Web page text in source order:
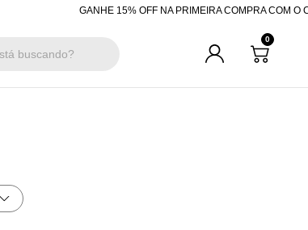
GANHE 15% OFF NA PRIMEIRA COMPRA COM O
0